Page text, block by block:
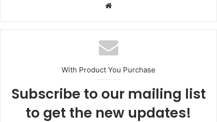
Website
With Product You Purchase
Subscribe to our mailing list
to get the new updates!